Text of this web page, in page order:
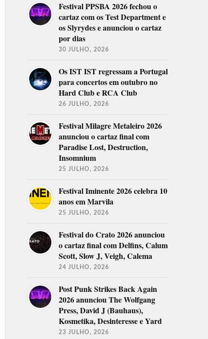
Festival PPSBA 2026 fechou o
cartaz com os Test Department e
os Slyrydes e anunciou o cartaz
por dias
30 JULHO, 2026
Os IST IST regressam a Portugal
para concertos em outubro no
Hard Club e RCA Club
26 JULHO, 2026
Festival Milagre Metaleiro 2026
anunciou o cartaz final com
Paradise Lost, Destruction,
Insomnium
25 JULHO, 2026
Festival Iminente 2026 celebra 10
anos em Marvila
25 JULHO, 2026
Festival do Crato 2026 anunciou
o cartaz final com Delfins, Calum
Scott, Slow J, Veigh, Calema
24 JULHO, 2026
Post Punk Strikes Back Again
2026 anunciou The Wolfgang
Press, David J (Bauhaus),
Kosmetika, Desinteresse e Yard
23 JULHO, 2026